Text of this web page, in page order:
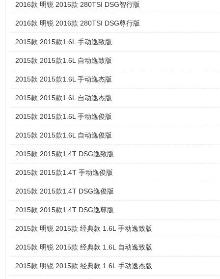
2016款 明锐 2016款 280TSI DSG智行版
2016款 明锐 2016款 280TSI DSG尊行版
2015款 2015款1.6L 手动逸致版
2015款 2015款1.6L 自动逸致版
2015款 2015款1.6L 手动逸杰版
2015款 2015款1.6L 自动逸杰版
2015款 2015款1.6L 手动逸俊版
2015款 2015款1.6L 自动逸俊版
2015款 2015款1.4T DSG逸致版
2015款 2015款1.4T 手动逸俊版
2015款 2015款1.4T DSG逸俊版
2015款 2015款1.4T DSG逸尊版
2015款 明锐 2015款 经典款 1.6L 手动逸致版
2015款 明锐 2015款 经典款 1.6L 自动逸致版
2015款 明锐 2015款 经典款 1.6L 手动逸杰版